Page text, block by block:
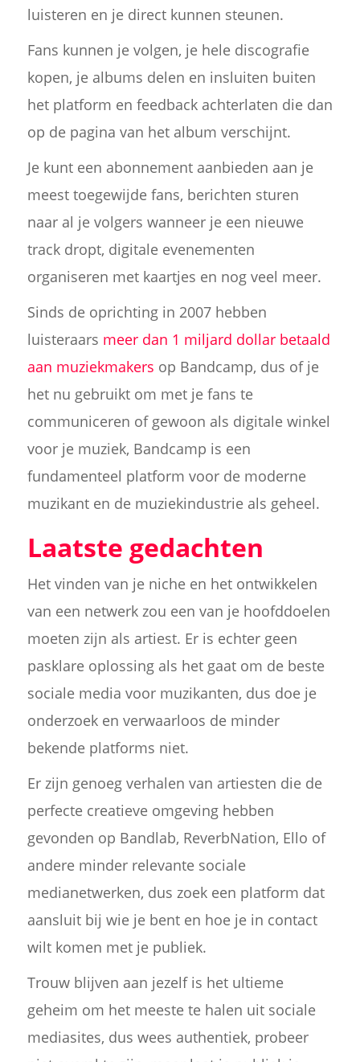
luisteren en je direct kunnen steunen.
Fans kunnen je volgen, je hele discografie
kopen, je albums delen en insluiten buiten
het platform en feedback achterlaten die dan
op de pagina van het album verschijnt.
Je kunt een abonnement aanbieden aan je
meest toegewijde fans, berichten sturen
naar al je volgers wanneer je een nieuwe
track dropt, digitale evenementen
organiseren met kaartjes en nog veel meer.
Sinds de oprichting in 2007 hebben
luisteraars meer dan 1 miljard dollar betaald
aan muziekmakers op Bandcamp, dus of je
het nu gebruikt om met je fans te
communiceren of gewoon als digitale winkel
voor je muziek, Bandcamp is een
fundamenteel platform voor de moderne
muzikant en de muziekindustrie als geheel.
Laatste gedachten
Het vinden van je niche en het ontwikkelen
van een netwerk zou een van je hoofddoelen
moeten zijn als artiest. Er is echter geen
pasklare oplossing als het gaat om de beste
sociale media voor muzikanten, dus doe je
onderzoek en verwaarloos de minder
bekende platforms niet.
Er zijn genoeg verhalen van artiesten die de
perfecte creatieve omgeving hebben
gevonden op Bandlab, ReverbNation, Ello of
andere minder relevante sociale
medianetwerken, dus zoek een platform dat
aansluit bij wie je bent en hoe je in contact
wilt komen met je publiek.
Trouw blijven aan jezelf is het ultieme
geheim om het meeste te halen uit sociale
mediasites, dus wees authentiek, probeer